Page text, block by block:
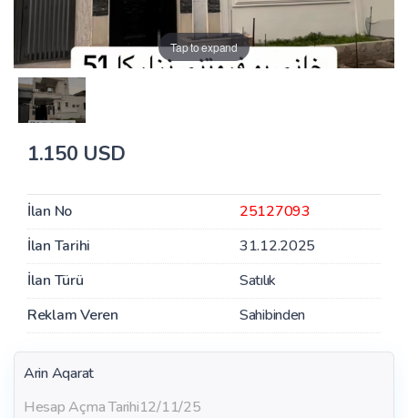
Tap to expand
1.150 USD
İlan No
25127093
İlan Tarihi
31.12.2025
İlan Türü
Satılık
Reklam Veren
Sahibinden
Arin Aqarat
Hesap Açma Tarihi12/11/25